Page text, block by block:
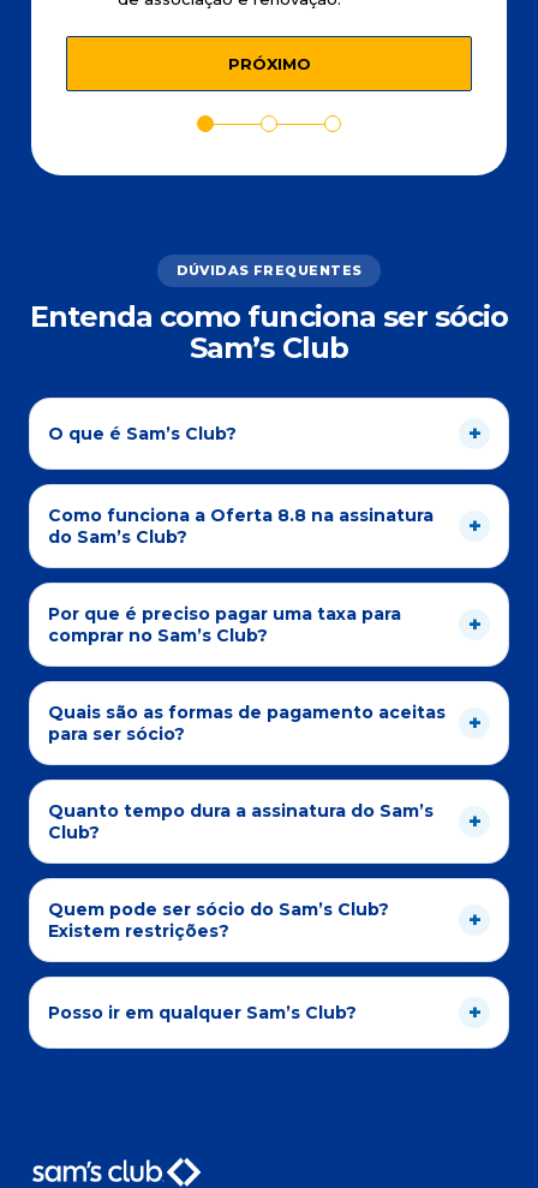
DÚVIDAS FREQUENTES
Entenda como funciona ser sócio
Sam’s Club
O que é Sam’s Club?
Como funciona a Oferta 8.8 na assinatura
do Sam’s Club?
Por que é preciso pagar uma taxa para
comprar no Sam’s Club?
Quais são as formas de pagamento aceitas
para ser sócio?
Quanto tempo dura a assinatura do Sam’s
Club?
Quem pode ser sócio do Sam’s Club?
Existem restrições?
Posso ir em qualquer Sam’s Club?